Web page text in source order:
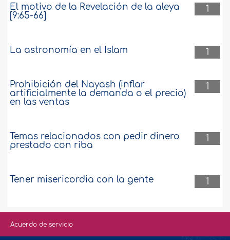
1
El motivo de la Revelación de la aleya
[9:65-66]
1
La astronomía en el Islam
1
Prohibición del Nayash (inflar
artificialmente la demanda o el precio)
en las ventas
1
Temas relacionados con pedir dinero
prestado con riba
1
Tener misericordia con la gente
Acuerdo de servicio